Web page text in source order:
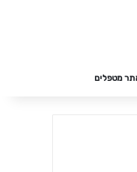
מטפלים